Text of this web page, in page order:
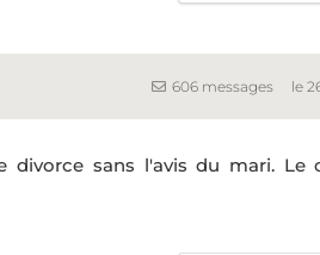
606 messages le
sans l'avis du mari. Le